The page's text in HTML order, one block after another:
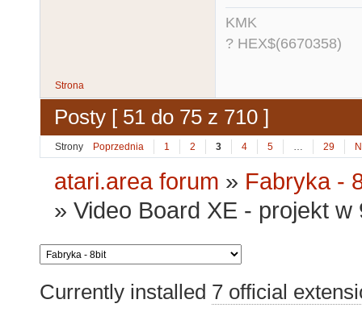
KMK
? HEX$(6670358)
Strona
Posty [ 51 do 75 z 710 ]
Strony Poprzednia 1 2 3 4 5 29
atari.area forum » Fabryka -
»Video Board XE - projekt
Currently installed 7 official